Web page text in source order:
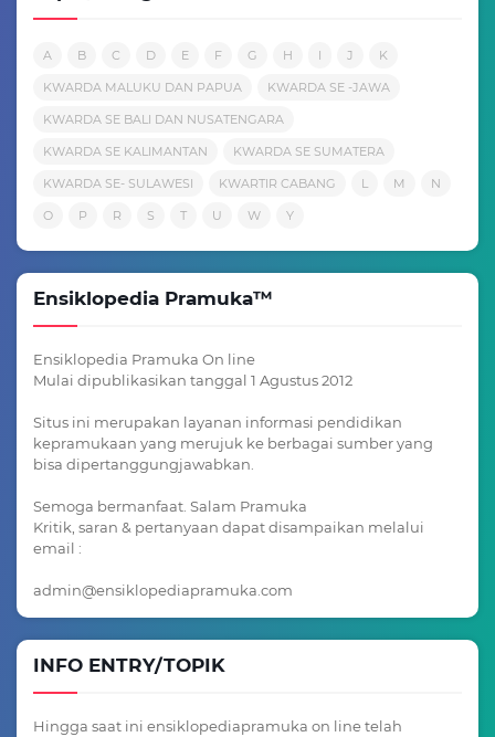
A B C D E F G H I J K
KWARDA MALUKU DAN PAPUA KWARDA SE -JAWA
KWARDA SE BALI DAN NUSATENGARA
KWARDA SE KALIMANTAN KWARDA SE SUMATERA
KWARDA SE- SULAWESI KWARTIR CABANG L M N
O P R S T U W Y
Ensiklopedia Pramuka™
Ensiklopedia Pramuka On line
Mulai dipublikasikan tanggal 1 Agustus 2012
Situs ini merupakan layanan informasi pendidikan
kepramukaan yang merujuk ke berbagai sumber yang
bisa dipertanggungjawabkan.
Semoga bermanfaat. Salam Pramuka
Kritik, saran & pertanyaan dapat disampaikan melalui
email :
admin@ensiklopediapramuka.com
INFO ENTRY/TOPIK
Hingga saat ini ensiklopediapramuka on line telah